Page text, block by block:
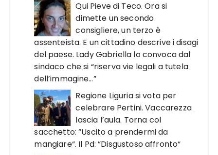
Qui Pieve di Teco. Ora si
dimette un secondo
consigliere, un terzo è
assenteista. E un cittadino descrive i disagi
del paese. Lady Gabriella lo convoca dal
sindaco che si “riserva vie legali a tutela
dell’immagine…”
Regione Liguria si vota per
celebrare Pertini. Vaccarezza
lascia l’aula. Torna col
sacchetto: ”Uscito a prendermi da
mangiare“. Il Pd: ”Disgustoso affronto“